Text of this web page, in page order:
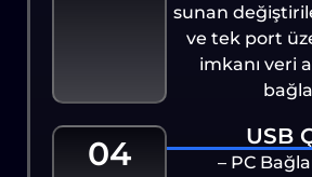
sunan
ve tek port
imkanı veri
04 USB
– PC